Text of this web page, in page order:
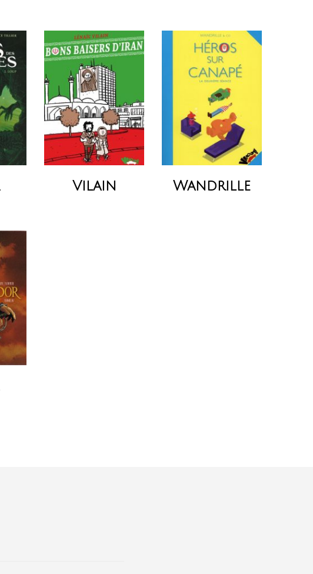
Vilain Wandrille